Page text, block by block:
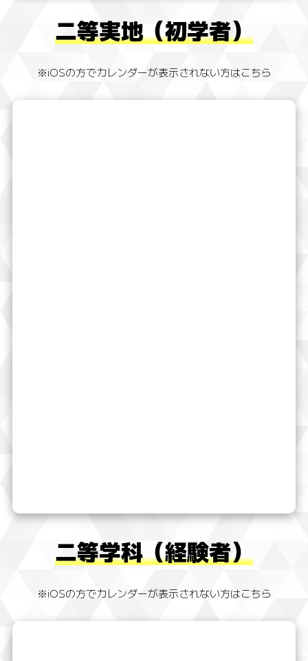
二等実地（初学者）
※iOSの方でカレンダーが表示されない方はこちら
二等学科（経験者）
※iOSの方でカレンダーが表示されない方はこちら